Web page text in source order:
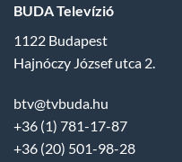
BUDA Televízió
1122 Budapest
Hajnóczy József utca 2.
btv@tvbuda.hu
+36 (1) 781-17-87
+36 (20) 501-98-28